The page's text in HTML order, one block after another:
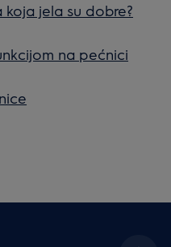
jela su dobre?
na pećnici